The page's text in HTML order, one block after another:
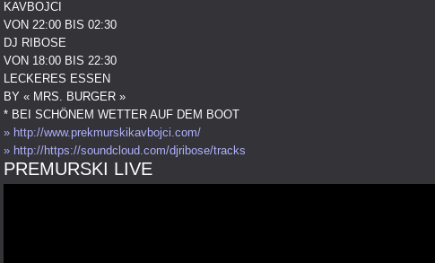
KAVBOJCI
VON 22:00 BIS 02:30
DJ RIBOSE
VON 18:00 BIS 22:30
LECKERES ESSEN
BY « MRS. BURGER »
* BEI SCHÖNEM WETTER AUF DEM BOOT
» http://www.prekmurskikavbojci.com/
» http://https://soundcloud.com/djribose/tracks
PREMURSKI LIVE